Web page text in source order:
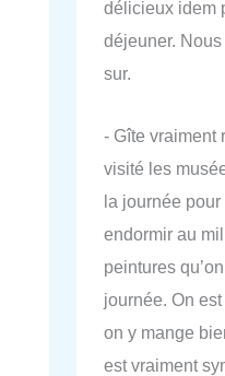
délicieux idem
déjeuner.
sur.
- Gîte vraiment
visité les
la journée
endormir au
peintures
journée. On
on y mange
est vraiment